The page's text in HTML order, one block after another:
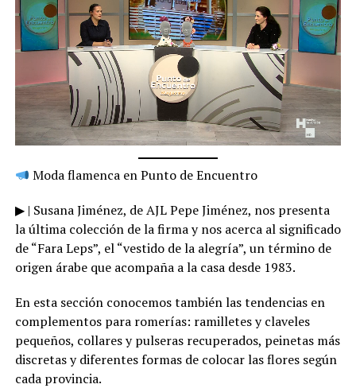
Moda flamenca en Punto de Encuentro
▶ | Susana Jiménez, de AJL Pepe Jiménez, nos presenta
la última colección de la firma y nos acerca al significado
de “Fara Leps”, el “vestido de la alegría”, un término de
origen árabe que acompaña a la casa desde 1983.
En esta sección conocemos también las tendencias en
complementos para romerías: ramilletes y claveles
pequeños, collares y pulseras recuperados, peinetas más
discretas y diferentes formas de colocar las flores según
cada provincia.